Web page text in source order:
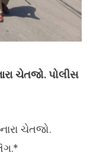
ચેતજો. પોલીસ
ચેતજો.